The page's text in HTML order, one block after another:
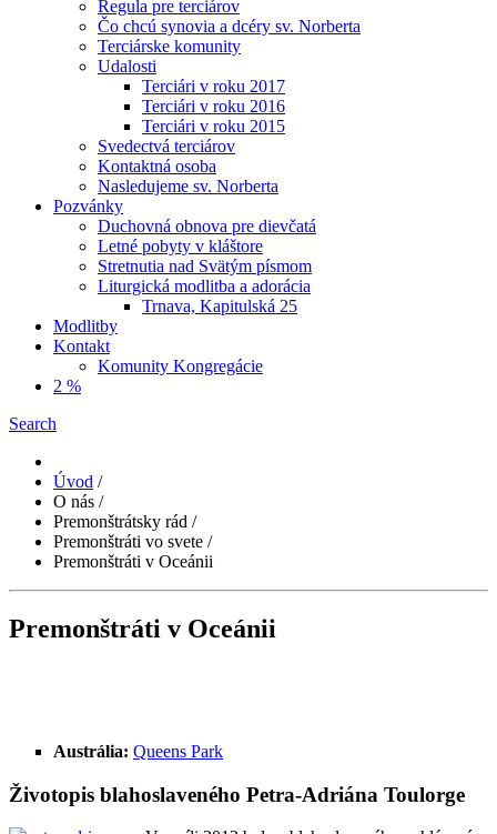
Regula pre terciárov
Čo chcú synovia a dcéry sv. Norberta
Terciárske komunity
Udalosti
Terciári v roku 2017
Terciári v roku 2016
Terciári v roku 2015
Svedectvá terciárov
Kontaktná osoba
Nasledujeme sv. Norberta
Pozvánky
Duchovná obnova pre dievčatá
Letné pobyty v kláštore
Stretnutia nad Svätým písmom
Liturgická modlitba a adorácia
Trnava, Kapitulská 25
Modlitby
Kontakt
Komunity Kongregácie
2 %
Search
Úvod /
O nás /
Premonštrátsky rád /
Premonštráti vo svete /
Premonštráti v Oceánii
Premonštráti v Oceánii
Austrália: Queens Park
Životopis blahoslaveného Petra-Adriána Toulorge